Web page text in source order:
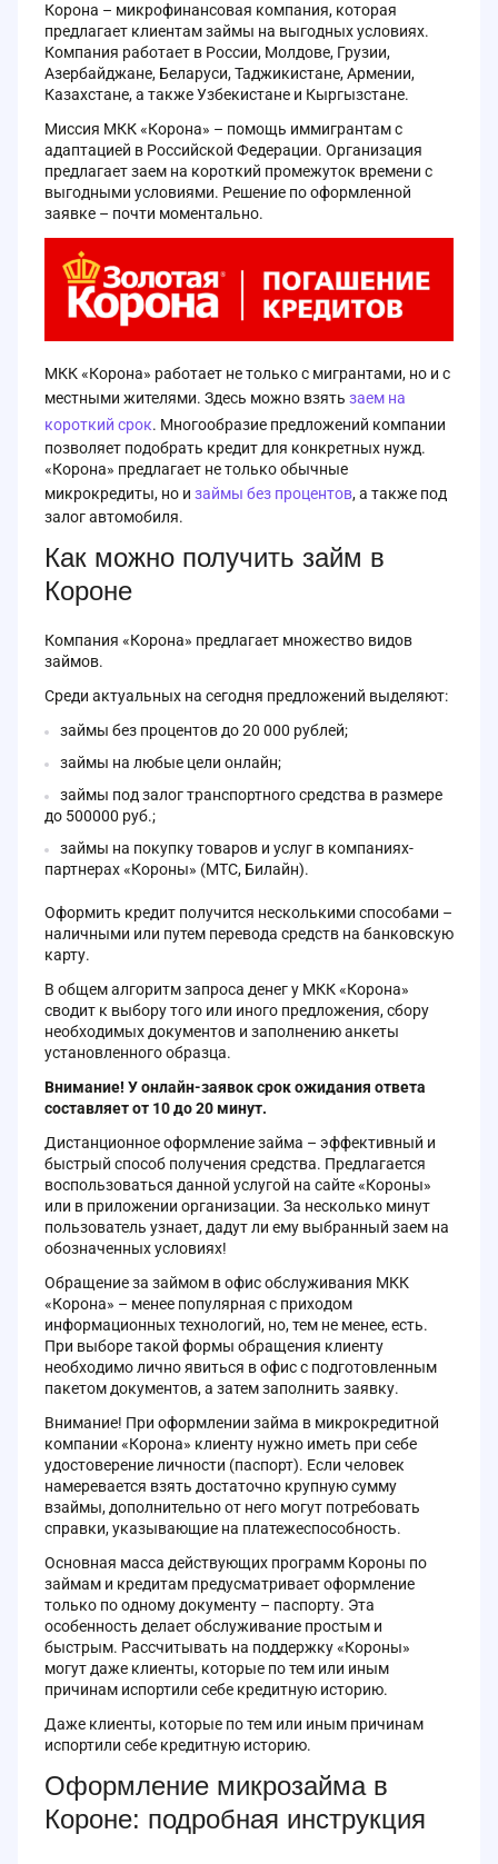
Корона – микрофинансовая компания, которая
предлагает клиентам займы на выгодных условиях.
Компания работает в России, Молдове, Грузии,
Азербайджане, Беларуси, Таджикистане, Армении,
Казахстане, а также Узбекистане и Кыргызстане.
Миссия МКК «Корона» – помощь иммигрантам с
адаптацией в Российской Федерации. Организация
предлагает заем на короткий промежуток времени с
выгодными условиями. Решение по оформленной
заявке – почти моментально.
МКК «Корона» работает не только с мигрантами, но и с
местными жителями. Здесь можно взять заем на
короткий срок. Многообразие предложений компании
позволяет подобрать кредит для конкретных нужд.
«Корона» предлагает не только обычные
микрокредиты, но и займы без процентов, а также под
залог автомобиля.
Как можно получить займ в
Короне
Компания «Корона» предлагает множество видов
займов.
Среди актуальных на сегодня предложений выделяют:
займы без процентов до 20 000 рублей;
займы на любые цели онлайн;
займы под залог транспортного средства в размере
до 500000 руб.;
займы на покупку товаров и услуг в компаниях-
партнерах «Короны» (МТС, Билайн).
Оформить кредит получится несколькими способами –
наличными или путем перевода средств на банковскую
карту.
В общем алгоритм запроса денег у МКК «Корона»
сводит к выбору того или иного предложения, сбору
необходимых документов и заполнению анкеты
установленного образца.
Внимание! У онлайн-заявок срок ожидания ответа
составляет от 10 до 20 минут.
Дистанционное оформление займа – эффективный и
быстрый способ получения средства. Предлагается
воспользоваться данной услугой на сайте «Короны»
или в приложении организации. За несколько минут
пользователь узнает, дадут ли ему выбранный заем на
обозначенных условиях!
Обращение за займом в офис обслуживания МКК
«Корона» – менее популярная с приходом
информационных технологий, но, тем не менее, есть.
При выборе такой формы обращения клиенту
необходимо лично явиться в офис с подготовленным
пакетом документов, а затем заполнить заявку.
Внимание! При оформлении займа в микрокредитной
компании «Корона» клиенту нужно иметь при себе
удостоверение личности (паспорт). Если человек
намеревается взять достаточно крупную сумму
взаймы, дополнительно от него могут потребовать
справки, указывающие на платежеспособность.
Основная масса действующих программ Короны по
займам и кредитам предусматривает оформление
только по одному документу – паспорту. Эта
особенность делает обслуживание простым и
быстрым. Рассчитывать на поддержку «Короны»
могут даже клиенты, которые по тем или иным
причинам испортили себе кредитную историю.
Даже клиенты, которые по тем или иным причинам
испортили себе кредитную историю.
Оформление микрозайма в
Короне: подробная инструкция